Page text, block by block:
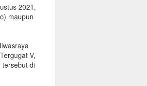
2021,
maupun
V,
tersebut di